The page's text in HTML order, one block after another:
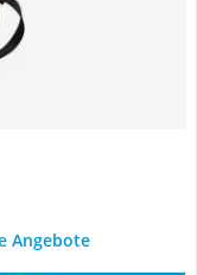
Angebote